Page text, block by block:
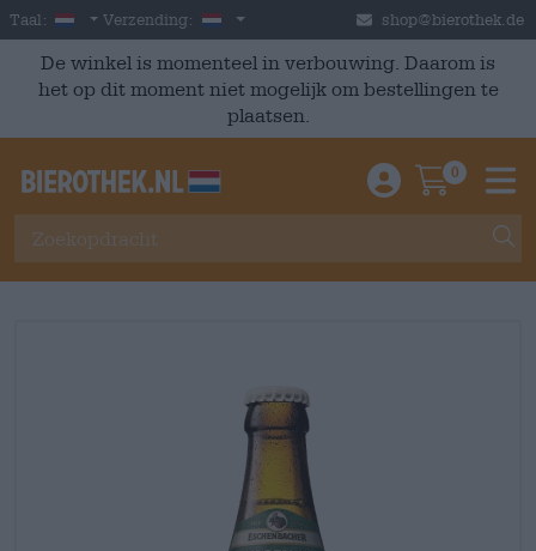
Skip to main content
Taal: Dutch
Verzending: Nederland shop@bierothek.de
De winkel is momenteel in verbouwing. Daarom is
het op dit moment niet mogelijk om bestellingen te
plaatsen.
Einloggen /
0